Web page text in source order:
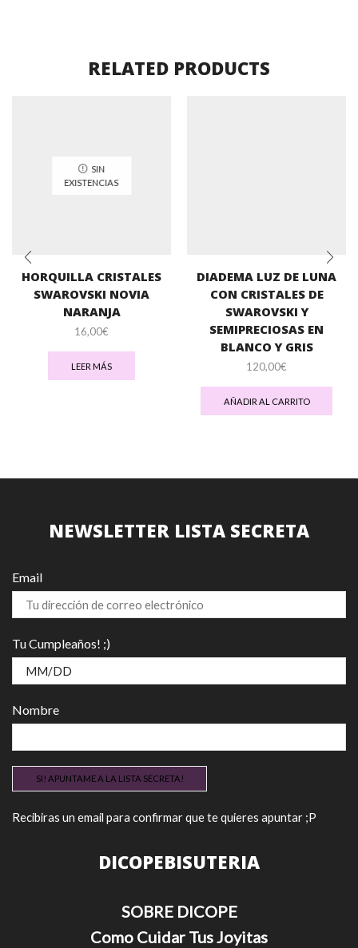
RELATED PRODUCTS
SIN
EXISTENCIAS
HORQUILLA CRISTALES
SWAROVSKI NOVIA
NARANJA
16,00€
LEER MÁS
DIADEMA LUZ DE LUNA
CON CRISTALES DE
SWAROVSKI Y
SEMIPRECIOSAS EN
BLANCO Y GRIS
120,00€
AÑADIR AL CARRITO
NEWSLETTER LISTA SECRETA
Email
Tu Cumpleaños! ;)
Nombre
Recibiras un email para confirmar que te quieres apuntar ;P
DICOPEBISUTERIA
SOBRE DICOPE
Como Cuidar Tus Joyitas